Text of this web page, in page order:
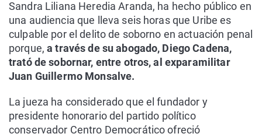
Sandra Liliana Heredia Aranda, ha hecho público en
una audiencia que lleva seis horas que Uribe es
culpable por el delito de soborno en actuación penal
porque, a través de su abogado, Diego Cadena,
trató de sobornar, entre otros, al exparamilitar
Juan Guillermo Monsalve.
La jueza ha considerado que el fundador y
presidente honorario del partido político
conservador Centro Democrático ofreció